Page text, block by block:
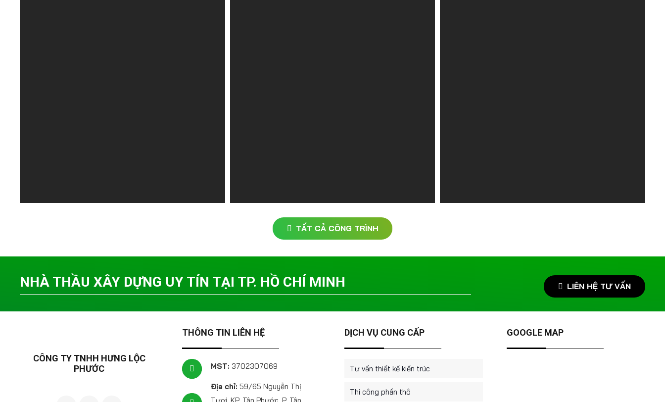
TẤT CẢ CÔNG TRÌNH
NHÀ THẦU XÂY DỰNG UY TÍN TẠI TP. HỒ CHÍ MINH LIÊN HỆ TƯ VẤN
CÔNG TY TNHH HƯNG LỘC
PHƯỚC
THÔNG TIN LIÊN HỆ
MST: 3702307069
Địa chỉ: 59/65 Nguyễn Thị
DỊCH VỤ CUNG CẤP
Tư vấn thiết kế kiến trúc
Thi công phần thô
GOOGLE MAP